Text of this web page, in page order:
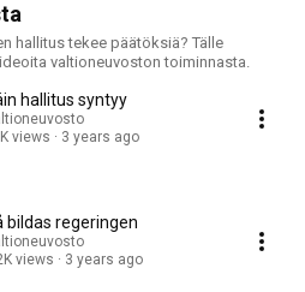
hallitus tekee päätöksiä? Tälle
valtioneuvoston toiminnasta.
hallitus syntyy
views
3 years ago
bildas regeringen
views
3 years ago